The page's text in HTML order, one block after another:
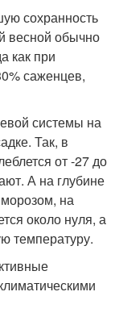
сохранность
весной обычно
как при
саженцев,
системы на
Так, в
от -27 до
А на глубине
на
около нуля, а
температуру.